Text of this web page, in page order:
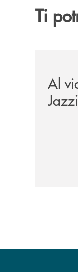
Ti
Al